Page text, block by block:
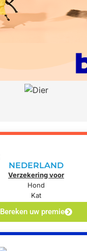
NEDERLAND
Verzekering voor
Hond
Kat
Bereken uw premie